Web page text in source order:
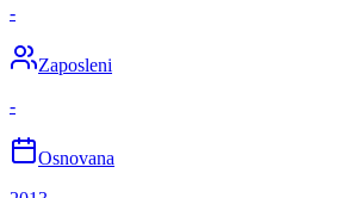
-
Zaposleni
-
Osnovana